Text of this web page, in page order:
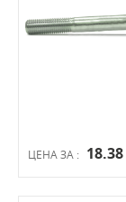
ЦЕНА ЗА : 18.38